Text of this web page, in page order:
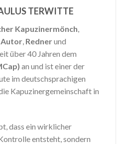
TERWITTE
Kapuzinermönch,
Autor, Rednerund
über 40 Jahren dem
an und ist einer der
im deutschsprachigen
Kapuzinergemeinschaft in
dass ein wirklicher
entsteht, sondern